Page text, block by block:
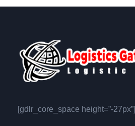
[gdlr_core_space height=”-27px”]